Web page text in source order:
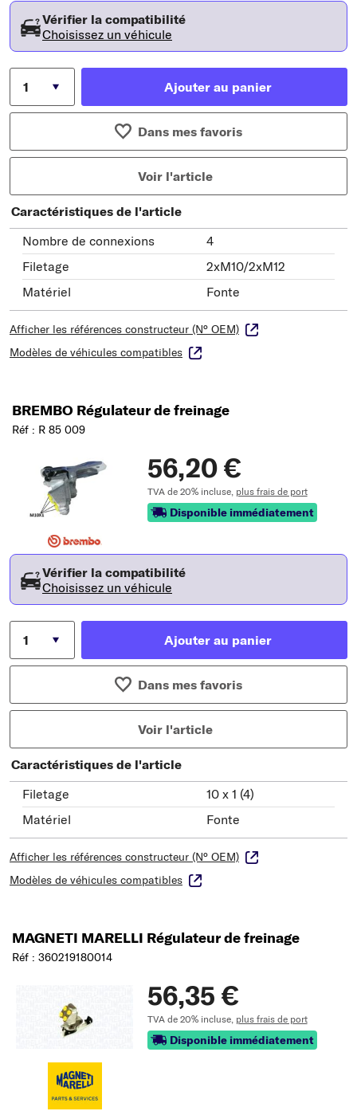
Vérifier la compatibilité
Choisissez un véhicule
Ajouter au panier
Dans mes favoris
Voir l'article
Caractéristiques de l'article
Nombre de connexions
4
Filetage
2xM10/2xM12
Matériel
Fonte
Afficher les références constructeur (N° OEM)
Modèles de véhicules compatibles
BREMBO Régulateur de freinage
Réf : R 85 009
56,20 €
TVA de 20% incluse, plus frais de port
Disponible immédiatement
Vérifier la compatibilité
Choisissez un véhicule
Ajouter au panier
Dans mes favoris
Voir l'article
Caractéristiques de l'article
Filetage
10 x 1 (4)
Matériel
Fonte
Afficher les références constructeur (N° OEM)
Modèles de véhicules compatibles
MAGNETI MARELLI Régulateur de freinage
Réf : 360219180014
56,35 €
TVA de 20% incluse, plus frais de port
Disponible immédiatement